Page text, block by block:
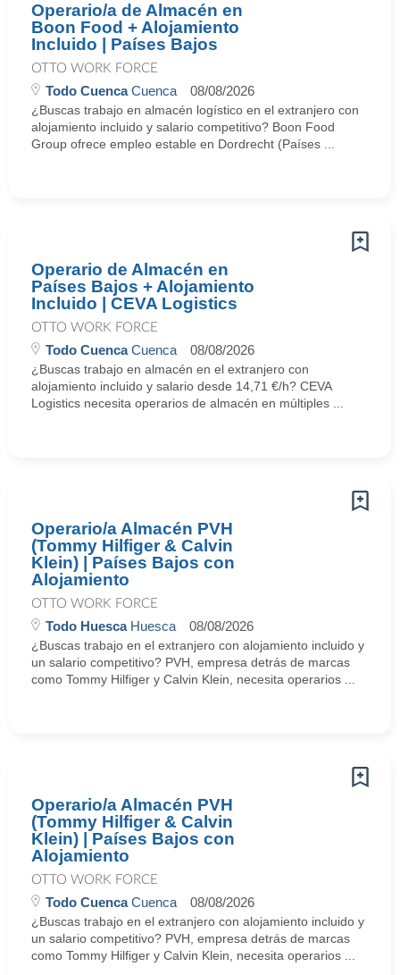
Operario/a de Almacén en
Boon Food + Alojamiento
Incluido | Países Bajos
OTTO WORK FORCE
Todo CuencaCuenca 08/08/2026
¿Buscas trabajo en almacén logístico en el extranjero con
alojamiento incluido y salario competitivo? Boon Food
Group ofrece empleo estable en Dordrecht (Países ...
Operario de Almacén en
Países Bajos + Alojamiento
Incluido | CEVA Logistics
OTTO WORK FORCE
Todo CuencaCuenca 08/08/2026
¿Buscas trabajo en almacén en el extranjero con
alojamiento incluido y salario desde 14,71 €/h? CEVA
Logistics necesita operarios de almacén en múltiples ...
Operario/a Almacén PVH
(Tommy Hilfiger & Calvin
Klein) | Países Bajos con
Alojamiento
OTTO WORK FORCE
Todo HuescaHuesca 08/08/2026
¿Buscas trabajo en el extranjero con alojamiento incluido y
un salario competitivo? PVH, empresa detrás de marcas
como Tommy Hilfiger y Calvin Klein, necesita operarios ...
Operario/a Almacén PVH
(Tommy Hilfiger & Calvin
Klein) | Países Bajos con
Alojamiento
OTTO WORK FORCE
Todo CuencaCuenca 08/08/2026
¿Buscas trabajo en el extranjero con alojamiento incluido y
un salario competitivo? PVH, empresa detrás de marcas
como Tommy Hilfiger y Calvin Klein, necesita operarios ...